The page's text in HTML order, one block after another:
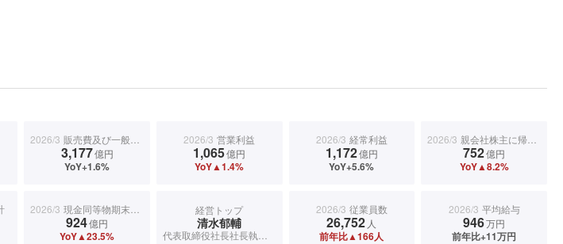
2026/3 販売費及び一般管理費
3,177億円
YoY+1.6%
2026/3 営業利益
1,065億円
YoY▲1.4%
2026/3 経常利益
1,172億円
YoY+5.6%
2026/3 親会社株主に帰属する当期純利益
752億円
YoY▲8.2%
2026/3 現金同等物期末残高
924億円
YoY▲23.5%
経営トップ
清水郁輔
代表取締役社長社長執行役員
2026/3 従業員数
26,752 人
前年比▲166人
2026/3 平均給与
946万円
前年比+11万円